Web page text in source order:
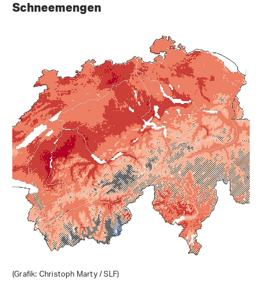
Schneemengen
(Grafik: Christoph Marty / SLF)